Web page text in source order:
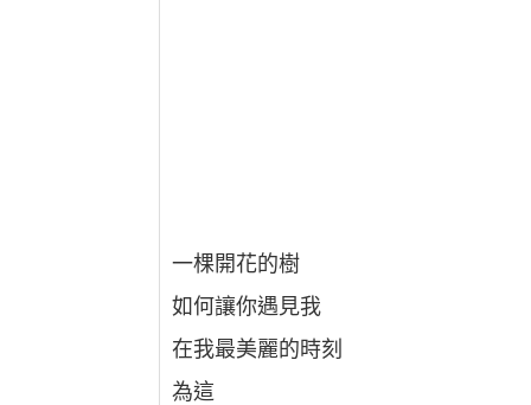
一棵開花的樹
如何讓你遇見我
在我最美麗的時刻
為這